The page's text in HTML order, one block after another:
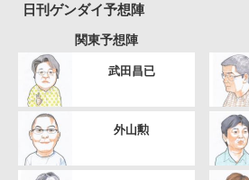
日刊ゲンダイ予想陣
関東予想陣
武田昌已
外山勲